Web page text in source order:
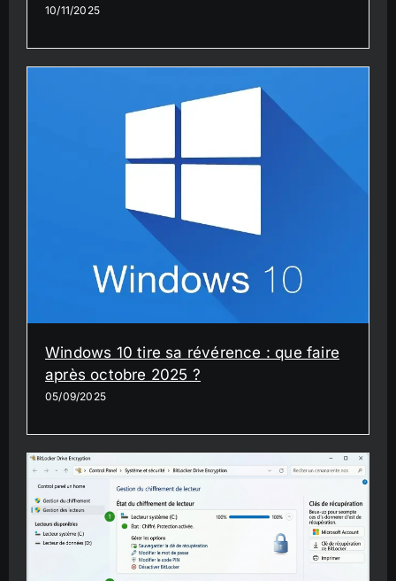
10/11/2025
Windows 10 tire sa révérence : que faire
après octobre 2025 ?
05/09/2025